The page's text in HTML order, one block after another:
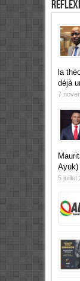
la
déjà
7
Ayuk)
5 juillet